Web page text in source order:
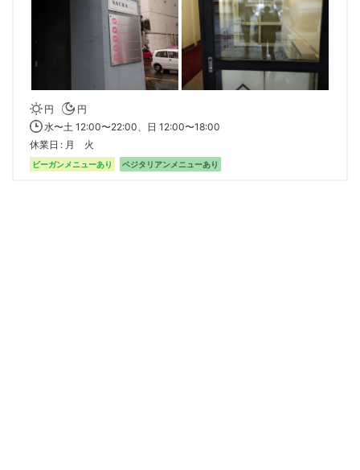
円
円
水〜土 12:00〜22:00、日 12:00〜18:00
休業日
月 火
ビーガンメニューあり ベジタリアンメニューあり